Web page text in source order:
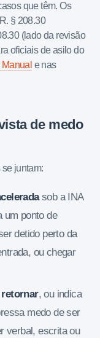
que têm. Os
§ 208.30
(lado da revisão
oficiais de asilo do
e nas
de medo
juntam:
sob a INA
um ponto de
detido perto da
ou chegar
retornar, ou indica
medo de ser
verbal, escrita ou